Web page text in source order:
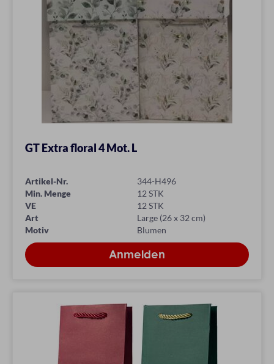
GT Extra floral 4 Mot. L
Artikel-Nr.
344-H496
Min. Menge
12 STK
VE
12 STK
Art
Large (26 x 32 cm)
Motiv
Blumen